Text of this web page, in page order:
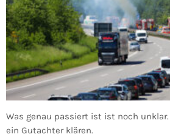
Was genau passiert ist ist noch
ein Gutachter klären.